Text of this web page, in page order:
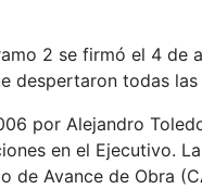
2 se firmó el 4 de
despertaron todas las
por Alejandro
en el Ejecutivo.
de Avance de Obra